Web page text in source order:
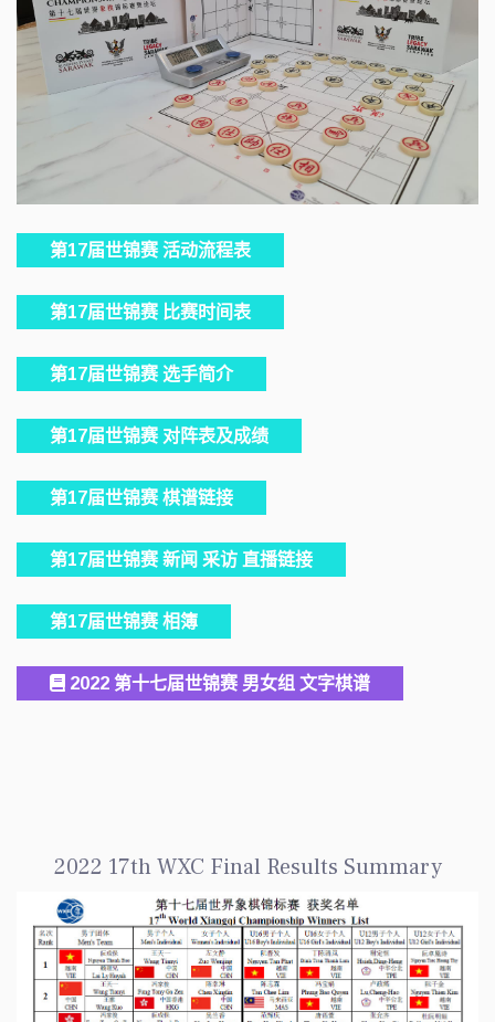
第17届世锦赛 活动流程表
第17届世锦赛 比赛时间表
第17届世锦赛 选手简介
第17届世锦赛 对阵表及成绩
第17届世锦赛 棋谱链接
第17届世锦赛 新闻 采访 直播链接
第17届世锦赛 相簿
2022 第十七届世锦赛 男女组 文字棋谱
2022 17th WXC Final Results Summary